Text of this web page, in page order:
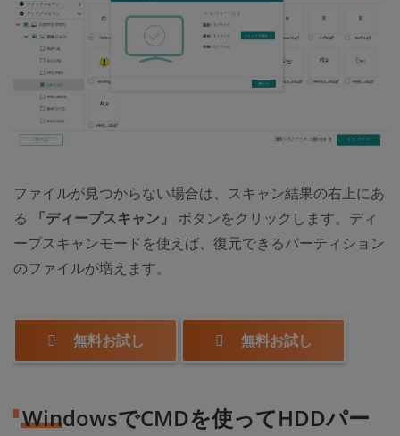
ファイルが見つからない場合は、スキャン結果の右上にあ
る
「ディープスキャン」
ボタンをクリックします。ディ
ープスキャンモードを使えば、復元できるパーティション
のファイルが増えます。
無料お試し 無料お試し
WindowsでCMDを使ってHDDパー